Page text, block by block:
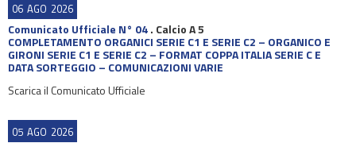
06 AGO 2026
Comunicato Ufficiale N° 04. Calcio A 5
COMPLETAMENTO ORGANICI SERIE C1 E SERIE C2 – ORGANICO E
GIRONI SERIE C1 E SERIE C2 – FORMAT COPPA ITALIA SERIE C E
DATA SORTEGGIO – COMUNICAZIONI VARIE
Scarica il Comunicato Ufficiale
05 AGO 2026